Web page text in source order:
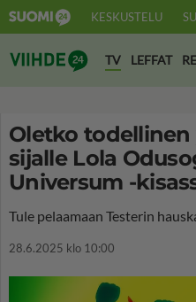
KESKUSTELU
Suomi24 Viihde
TV LEFFAT
Oletko todellinen
sijalle Lola
Universum -
Tule pelaamaan Testerin
28.6.2025 klo 10:00